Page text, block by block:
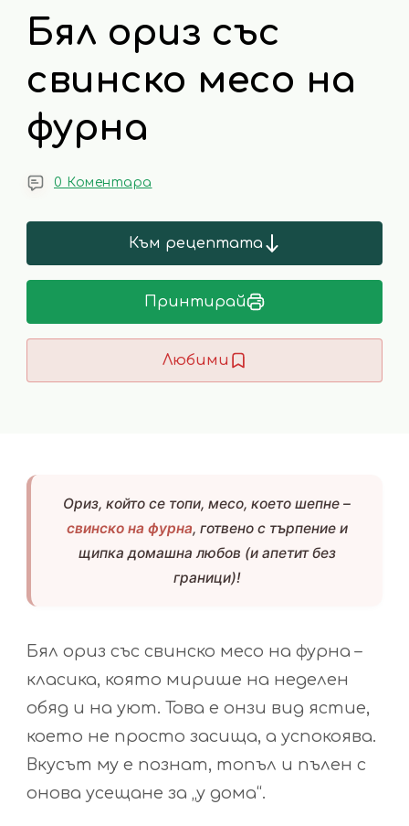
Бял ориз със
свинско месо на
фурна
0 Коментара
Към рецептата
Принтирай
Любими
Ориз, който се топи, месо, което шепне –
свинско на фурна, готвено с търпение и
щипка домашна любов (и апетит без
граници)!
Бял ориз със свинско месо на фурна –
класика, която мирише на неделен
обяд и на уют. Това е онзи вид ястие,
което не просто засища, а успокоява.
Вкусът му е познат, топъл и пълен с
онова усещане за „у дома“.